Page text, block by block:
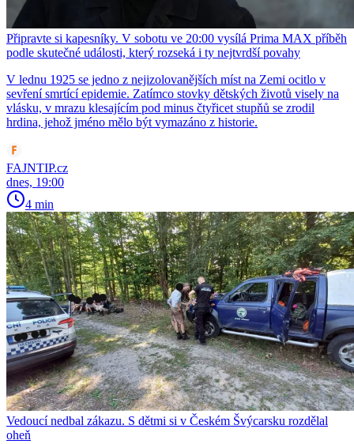
Připravte si kapesníky. V sobotu ve 20:00 vysílá Prima MAX příběh
podle skutečné události, který rozseká i ty nejtvrdší povahy
V lednu 1925 se jedno z nejizolovanějších míst na Zemi ocitlo v
sevření smrtící epidemie. Zatímco stovky dětských životů visely na
vlásku, v mrazu klesajícím pod minus čtyřicet stupňů se zrodil
hrdina, jehož jméno mělo být vymazáno z historie.
FAJNTIP.cz
dnes, 19:00
4 min
Vedoucí nedbal zákazu. S dětmi si v Českém Švýcarsku rozdělal
oheň